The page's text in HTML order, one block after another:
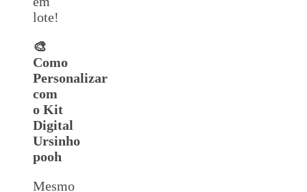
lote!
🎨
Como
Personalizar
com
o Kit
Digital
Ursinho
pooh
Mesmo